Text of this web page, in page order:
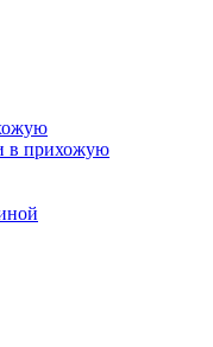
в прихожую